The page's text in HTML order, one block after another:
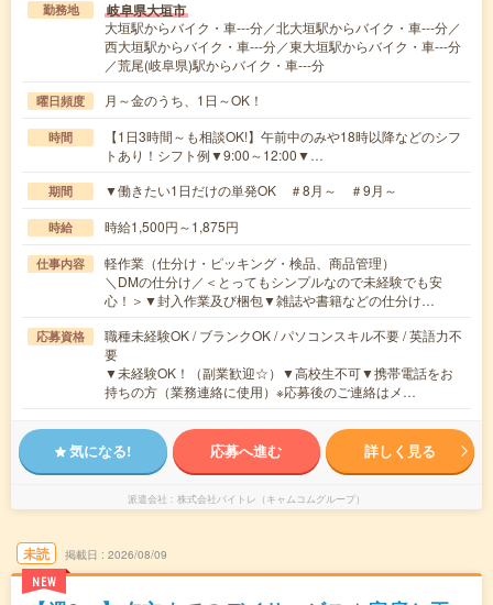
勤務地 岐阜県大垣市
大垣駅からバイク・車---分／北大垣駅からバイク・車---分／
西大垣駅からバイク・車---分／東大垣駅からバイク・車---分
／荒尾(岐阜県)駅からバイク・車---分
曜日頻度 月～金のうち、1日～OK！
時間
【1日3時間～も相談OK!】午前中のみや18時以降などのシフ
トあり！シフト例▼9:00～12:00▼…
期間 ▼働きたい1日だけの単発OK ＃8月～ ＃9月～
時給 時給1,500円～1,875円
仕事内容
軽作業（仕分け・ピッキング・検品、商品管理）
＼DMの仕分け／＜とってもシンプルなので未経験でも安
心！＞▼封入作業及び梱包▼雑誌や書籍などの仕分け…
応募資格
職種未経験OK / ブランクOK / パソコンスキル不要 / 英語力不
要
▼未経験OK！（副業歓迎☆）▼高校生不可▼携帯電話をお
持ちの方（業務連絡に使用）※応募後のご連絡はメ…
気になる! 応募へ進む 詳しく見る
派遣会社 株式会社バイトレ（キャムコムグループ）
未読
NEW
掲載日 2026/08/09